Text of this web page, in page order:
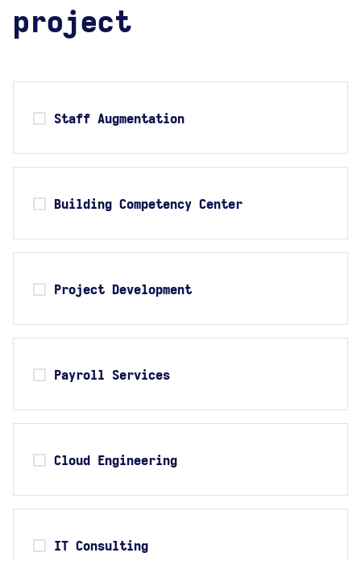
project
Staff Augmentation
Building Competency Center
Project Development
Payroll Services
Cloud Engineering
IT Consulting